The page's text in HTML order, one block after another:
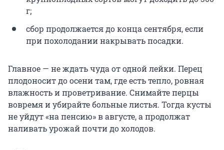
г;
сбор продолжается до конца сентября, если
при похолодании накрывать посадки.
Главное — не ждать чуда от одной лейки. Перец
плодоносит до осени там, где есть тепло, ровная
влажность и проветривание. Снимайте перцы
вовремя и убирайте больные листья. Тогда кусты
не уйдут «на пенсию» в августе, а продолжат
наливать урожай почти до холодов.